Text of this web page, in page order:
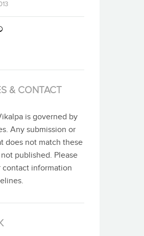
& CONTACT
is governed by
Any submission or
does not match these
published. Please
contact information